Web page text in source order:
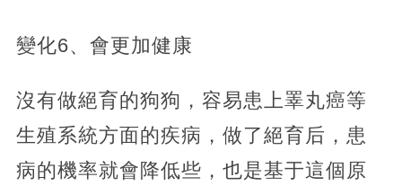
變化6、會更加健康
沒有做絕育的狗狗，容易患上睪丸癌等
生殖系統方面的疾病，做了絕育后，患
病的機率就會降低些，也是基于這個原